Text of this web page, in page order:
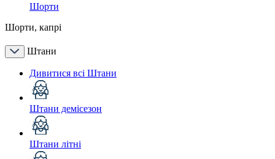
Шорти
Шорти, капрі
Штани
Дивитися всі Штани
Штани демісезон
Штани літні